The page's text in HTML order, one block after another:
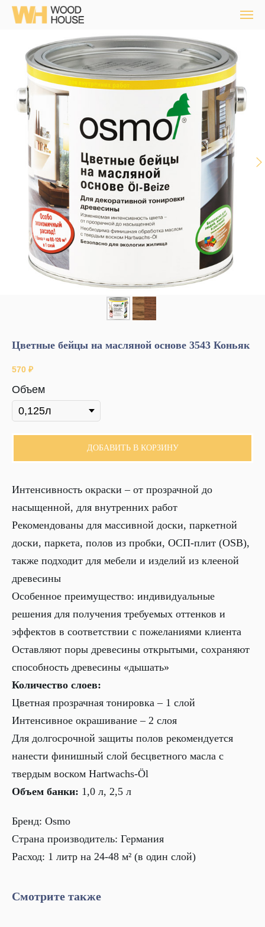
Цветные бейцы на масляной основе 3543 Коньяк
570 ₽
Объем
ДОБАВИТЬ В КОРЗИНУ
Интенсивность окраски – от прозрачной до
насыщенной, для внутренних работ
Рекомендованы для массивной доски, паркетной
доски, паркета, полов из пробки, ОСП-плит (OSB),
также подходит для мебели и изделий из клееной
древесины
Особенное преимущество: индивидуальные
решения для получения требуемых оттенков и
эффектов в соответствии с пожеланиями клиента
Оставляют поры древесины открытыми, сохраняют
способность древесины «дышать»
Количество слоев:
Цветная прозрачная тонировка – 1 слой
Интенсивное окрашивание – 2 слоя
Для долгосрочной защиты полов рекомендуется
нанести финишный слой бесцветного масла с
твердым воском Hartwachs-Öl
Объем банки: 1,0 л, 2,5 л
Бренд: Osmo
Страна производитель: Германия
Расход: 1 литр на 24-48 м² (в один слой)
Смотрите также